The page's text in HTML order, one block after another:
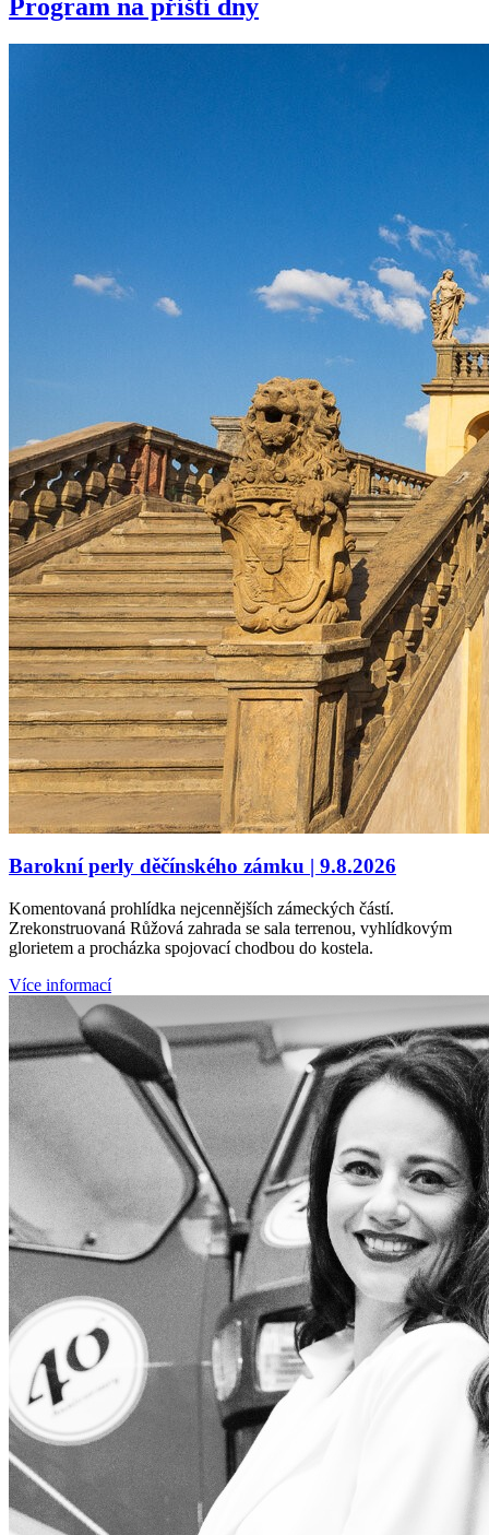
Program na příští dny
Barokní perly děčínského zámku | 9.8.2026
Komentovaná prohlídka nejcennějších zámeckých částí.
Zrekonstruovaná Růžová zahrada se sala terrenou, vyhlídkovým
glorietem a procházka spojovací chodbou do kostela.
Více informací